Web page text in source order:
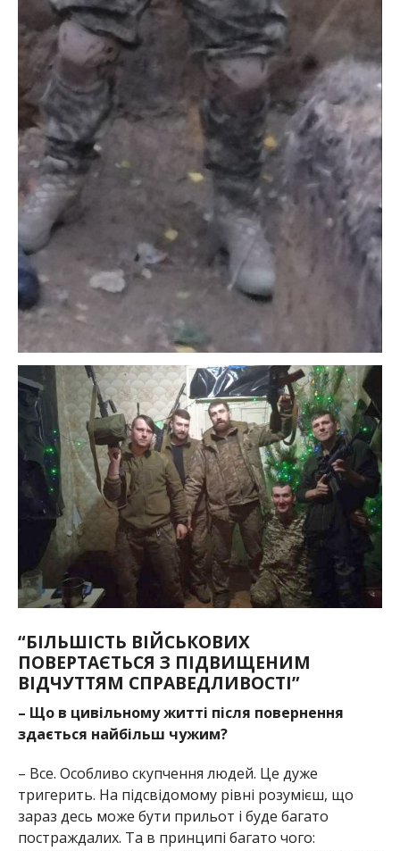
“БІЛЬШІСТЬ ВІЙСЬКОВИХ
ПОВЕРТАЄТЬСЯ З ПІДВИЩЕНИМ
ВІДЧУТТЯМ СПРАВЕДЛИВОСТІ”
– Що в цивільному житті після повернення
здається найбільш чужим?
– Все. Особливо скупчення людей. Це дуже
тригерить. На підсвідомому рівні розумієш, що
зараз десь може бути прильот і буде багато
постраждалих. Та в принципі багато чого: